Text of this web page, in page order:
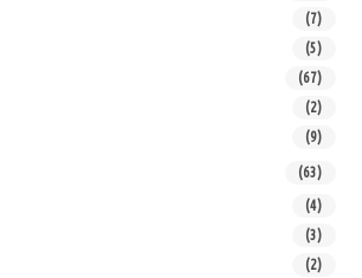
(7)
(5)
(67)
(2)
(9)
(63)
(4)
(3)
(2)